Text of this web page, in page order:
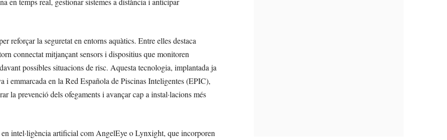
reforçar la seguretat en entorns aquàtics. Entre elles destaca
connectat mitjançant sensors i dispositius que monitoren
possibles situacions de risc. Aquesta tecnologia, implantada ja
i emmarcada en la Red Española de Piscinas Inteligentes (EPIC),
la prevenció dels ofegaments i avançar cap a instal·lacions més
intel·ligència artificial com AngelEye o Lynxight, que incorporen